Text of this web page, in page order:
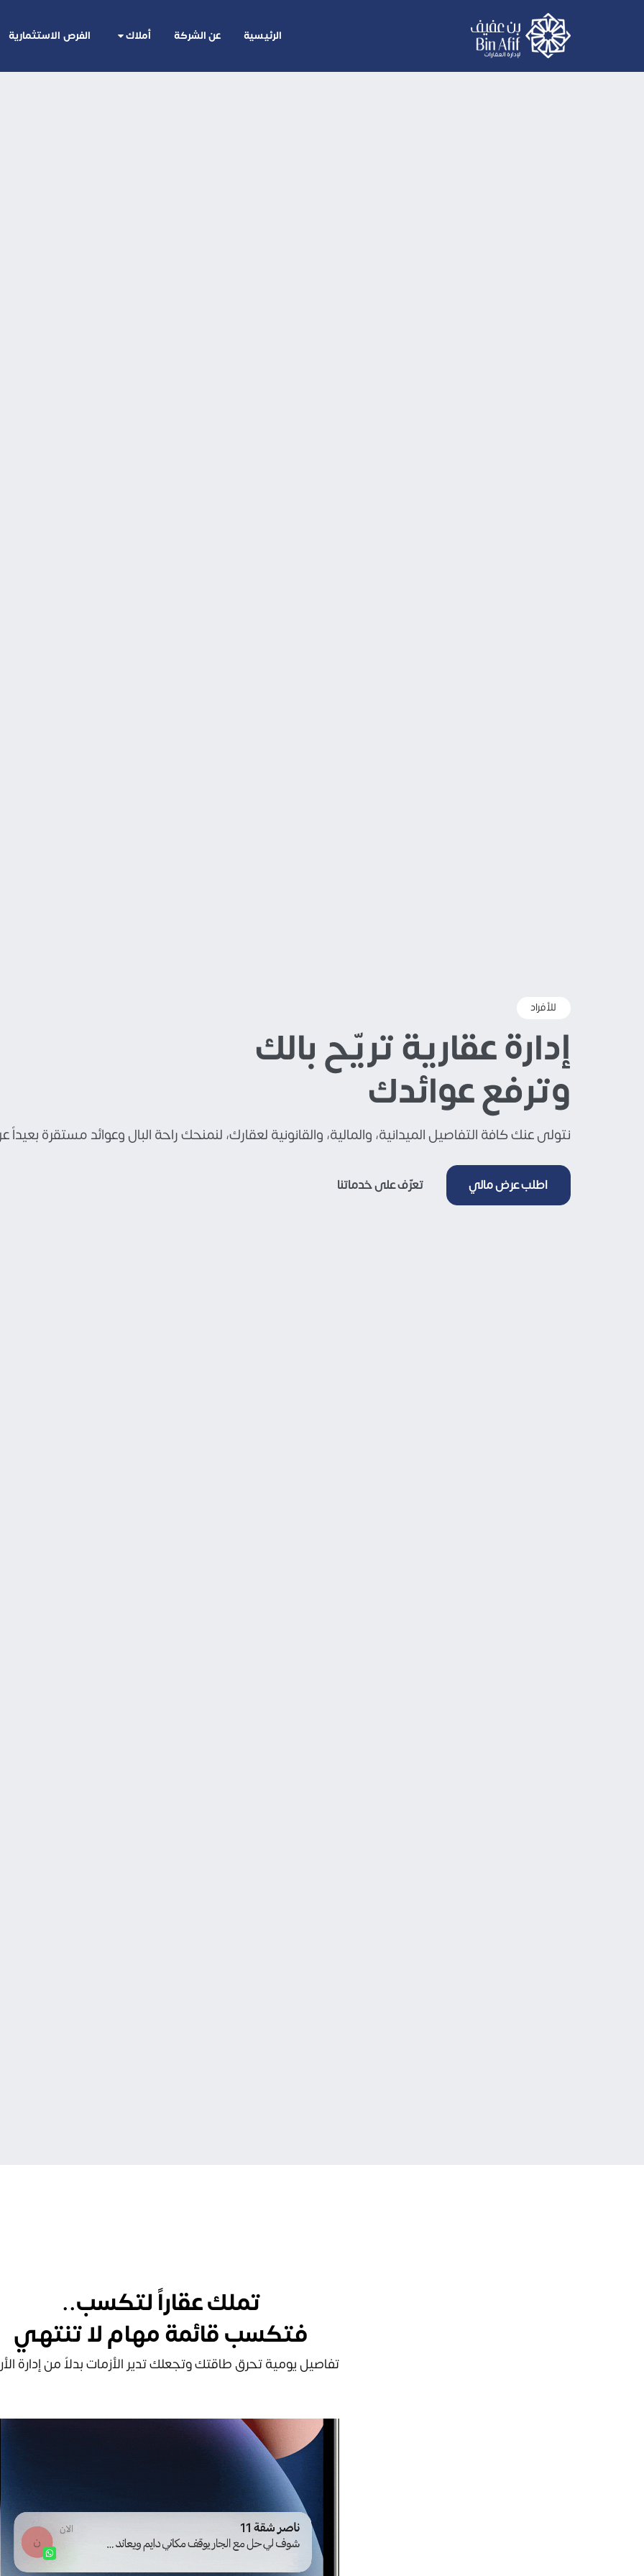
الرئيسية عن الشركة أملاك الفرص الاستثمارية
للأفراد
إدارة عقارية تريّح بالك
وترفع عوائدك
نتولى عنك كافة التفاصيل الميدانية، والمالية، والقانونية لعقارك، لنمنحك راحة البال وعوائد مستقرة بعيداً
اطلب عرض مالي تعرّف على خدماتنا